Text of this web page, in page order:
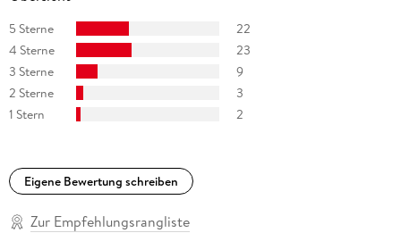
Sprechern Österreichs - ob für Hörspiele, Dokumentationen,
Synchronisationen, Hörbucher oder Werbespots, Reinagls
ausgesprochen wandlungsfähige Stimme findet stets den
richtigen Ton.
5 Sterne
22
4 Sterne
23
3 Sterne
9
2 Sterne
3
1 Stern
2
Eigene Bewertung schreiben
Zur Empfehlungsrangliste